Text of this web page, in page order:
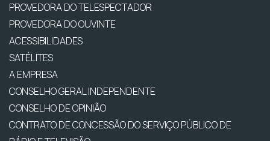
PROVEDORA DO TELESPECTADOR
PROVEDORA DO OUVINTE
ACESSIBILIDADES
SATÉLITES
A EMPRESA
CONSELHO GERAL INDEPENDENTE
CONSELHO DE OPINIÃO
CONTRATO DE CONCESSÃO DO SERVIÇO PÚBLICO DE